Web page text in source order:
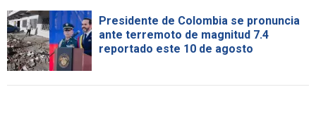
Presidente de Colombia se pronuncia
ante terremoto de magnitud 7.4
reportado este 10 de agosto